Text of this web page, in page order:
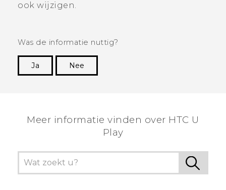
ook wijzigen.
Was de informatie nuttig?
Ja
Nee
Meer informatie vinden over HTC U
Play